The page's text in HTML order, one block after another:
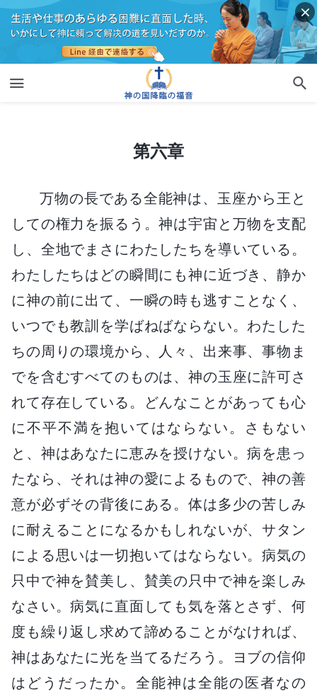
第六章
万物の長である全能神は、玉座から王と
しての権力を振るう。神は宇宙と万物を支配
し、全地でまさにわたしたちを導いている。
わたしたちはどの瞬間にも神に近づき、静か
に神の前に出て、一瞬の時も逃すことなく、
いつでも教訓を学ばねばならない。わたした
ちの周りの環境から、人々、出来事、事物ま
でを含むすべてのものは、神の玉座に許可さ
れて存在している。どんなことがあっても心
に不平不満を抱いてはならない。さもない
と、神はあなたに恵みを授けない。病を患っ
たなら、それは神の愛によるもので、神の善
意が必ずその背後にある。体は多少の苦しみ
に耐えることになるかもしれないが、サタン
による思いは一切抱いてはならない。病気の
只中で神を賛美し、賛美の只中で神を楽しみ
なさい。病気に直面しても気を落とさず、何
度も繰り返し求めて諦めることがなければ、
神はあなたに光を当てるだろう。ヨブの信仰
はどうだったか。全能神は全能の医者なの